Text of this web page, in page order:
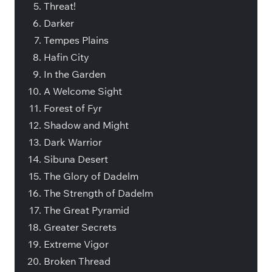
Threat!
Darker
Tempes Plains
Hafin City
In the Garden
A Welcome Sight
Forest of Fyr
Shadow and Might
Dark Warrior
Sibuna Desert
The Glory of Dadelm
The Strength of Dadelm
The Great Pyramid
Greater Secrets
Extreme Vigor
Broken Thread